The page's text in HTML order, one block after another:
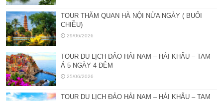
TOUR THĂM QUAN HÀ NỘI NỬA NGÀY ( BUỔI
CHIỀU)
29/06/2026
TOUR DU LỊCH ĐẢO HẢI NAM – HẢI KHẨU – TAM
Á 5 NGÀY 4 ĐÊM
25/06/2026
TOUR DU LỊCH ĐẢO HẢI NAM – HẢI KHẨU – TAM